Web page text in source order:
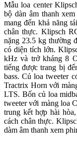
Mẫu loa center
bộ dàn âm thanh
mang đến khả năng
chân thực. Klipsch
nặng 23.5 kg thường
có diện tích lớn.
kHz và trở kháng 8
tiếng được trang bị
bass. Củ loa tweeter
Tractrix Horn với
LTS. Bốn củ loa
tweeter với màng loa
trung kết hợp hài
cách chân thực.
dàm âm thanh xem